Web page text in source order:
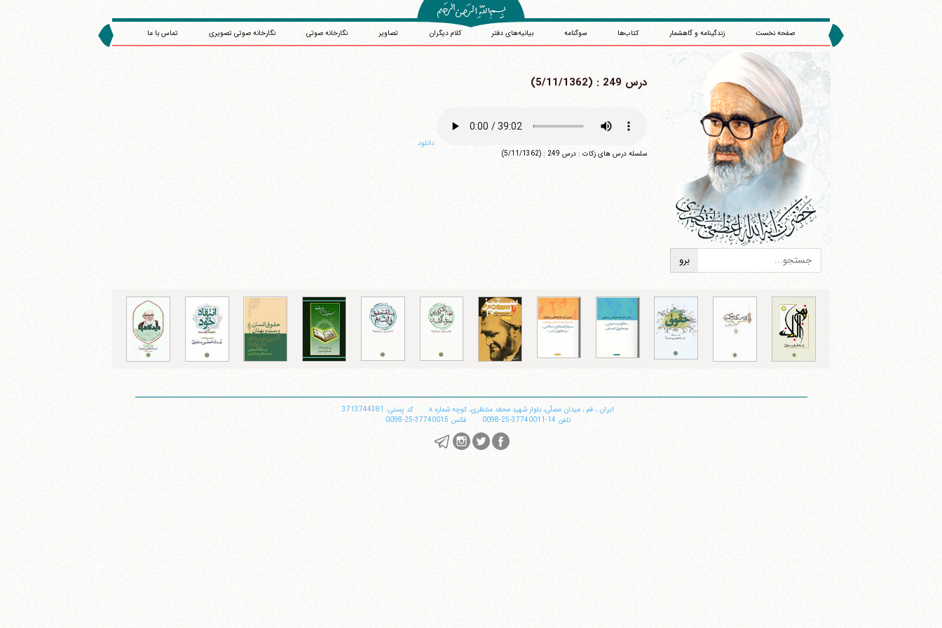
صفحه نخست زندگینامه و گاهشمار کتاب‌ها سوگنامه بیانیه‌های دفتر کلام دیگران تصاویر نگارخانه صوتی نگارخانه صوتی تصویری تماس با ما
درس 249 : (5/11/1362)
دانلود
سلسله درس های زکات : درس 249 : (5/11/1362)
ایران ، قم ، میدان مصلّی، بلوار شهید محمّد منتظری، كوچه شماره ٨
کد پستی: 3713744381
تلفن 14-37740011-25-0098 فکس 37740015-25-0098
وب سایت رسمی آیت‌الله منتظری
فکس37740015-25-98+